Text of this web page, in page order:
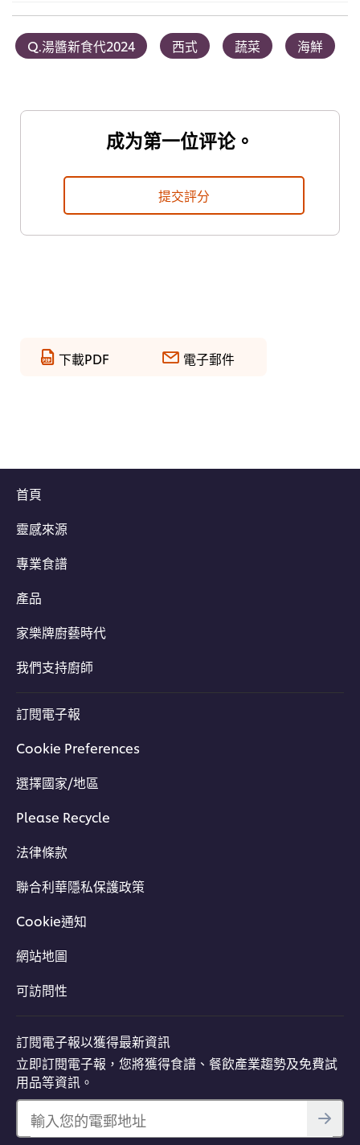
Q.湯醬新食代2024 西式 蔬菜 海鮮
成为第一位评论。
提交評分
下載PDF 電子郵件
首頁
靈感來源
專業食譜
產品
家樂牌廚藝時代
我們支持廚師
訂閱電子報
Cookie Preferences
選擇國家/地區
Please Recycle
法律條款
聯合利華隱私保護政策
Cookie通知
網站地圖
可訪問性
訂閱電子報以獲得最新資訊
立即訂閱電子報，您將獲得食譜、餐飲產業趨勢及免費試
用品等資訊。
輸入您的電郵地址